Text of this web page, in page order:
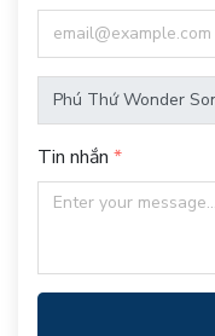
Tin nhắn